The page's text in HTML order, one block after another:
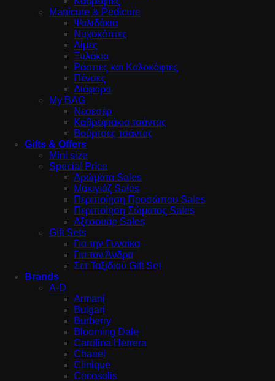
Manicure & Pedicure
Ψαλιδάκια
Νυχοκόπτες
Λίμες
Ξυλάκια
Ράσπες και Καλοκόφτες
Πένσες
Διάφορα
My BAG
Νεσεσέρ
Καθρεφτάκια τσάντας
Βούρτσες τσάντας
Gifts & Offers
Mini size
Special Price
Αρώματα Sales
Μακιγιάζ Sales
Περιποίηση Προσώπου Sales
Περιποίηση Σώματος Sales
Αξεσουάρ Sales
Gift Sets
Για την Γυναίκα
Για τον Άνδρα
Σετ Ταξιδιού Gift Set
Brands
A-D
Armani
Bulgari
Burberry
Blooming Dale
Carolina Herrera
Chanel
Clinique
Cocosolis